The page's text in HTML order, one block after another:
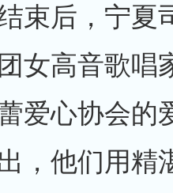
后，宁夏
女高音歌唱
爱心协会的
，他们用精